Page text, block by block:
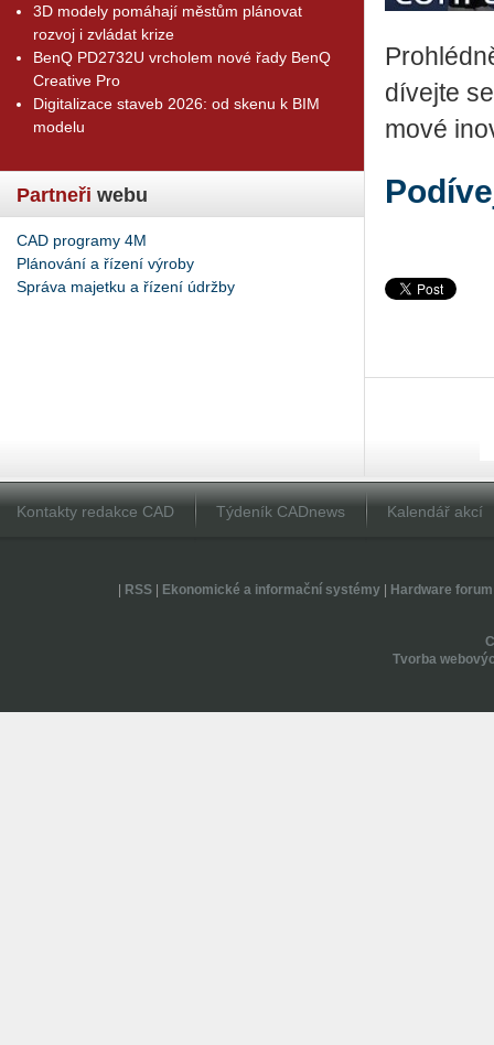
3D modely pomáhají městům plánovat
rozvoj i zvládat krize
BenQ PD2732U vrcholem nové řady BenQ
Creative Pro
Digitalizace staveb 2026: od skenu k BIM
modelu
Partneři webu
CAD programy 4M
Plánování a řízení výroby
Správa majetku a řízení údržby
dí­vej­te
mo­vé
Kontakty redakce CAD Týdeník CADnews Kalendář akcí
RSS| Ekonomické a informační systémy| Hardware forum
Tvorba